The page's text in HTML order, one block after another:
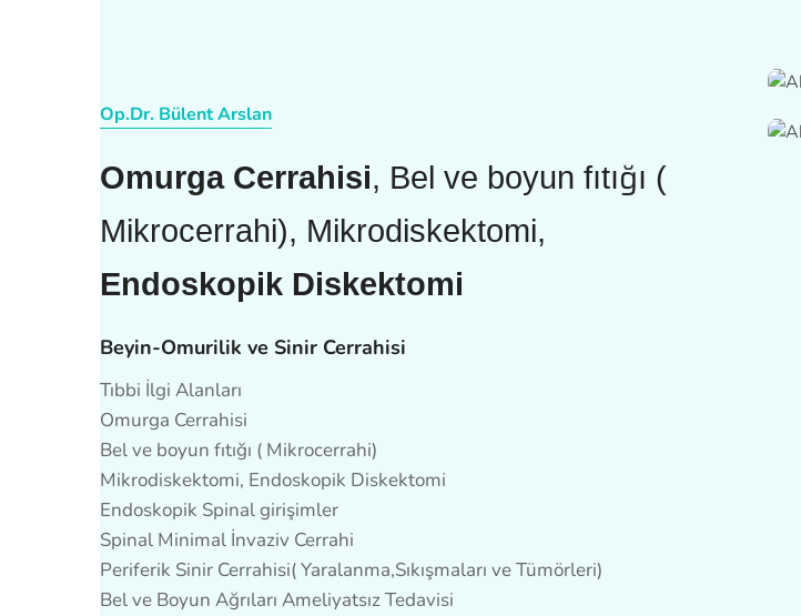
Op.Dr. Bülent Arslan
Omurga Cerrahisi, Bel ve boyun fıtığı (
Mikrocerrahi), Mikrodiskektomi,
Endoskopik Diskektomi
Beyin-Omurilik ve Sinir Cerrahisi
Tıbbi İlgi Alanları
Omurga Cerrahisi
Bel ve boyun fıtığı ( Mikrocerrahi)
Mikrodiskektomi, Endoskopik Diskektomi
Endoskopik Spinal girişimler
Spinal Minimal İnvaziv Cerrahi
Periferik Sinir Cerrahisi( Yaralanma,Sıkışmaları ve Tümörleri)
Bel ve Boyun Ağrıları Ameliyatsız Tedavisi